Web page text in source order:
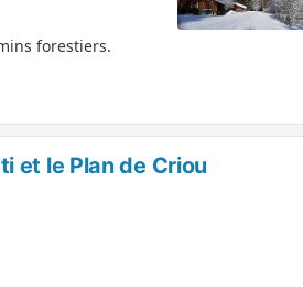
forestiers.
et le Plan de Criou